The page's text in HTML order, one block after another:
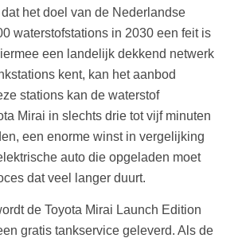
het doel van de Nederlandse
waterstofstations in 2030 een feit is
een landelijk dekkend netwerk
kent, kan het aanbod
stations kan de waterstof
Mirai in slechts drie tot vijf minuten
een enorme winst in vergelijking
auto die opgeladen moet
dat veel langer duurt.
de Toyota Mirai Launch Edition
gratis tankservice geleverd. Als de